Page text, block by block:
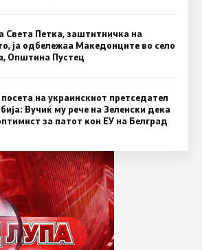
Света Петка, заштитничка на
ја одбележаа Македонците во село
Општина Пустец
на украинскиот претседател
Вучиќ му рече на Зеленски дека
за патот кон ЕУ на Белград